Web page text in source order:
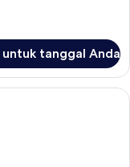
tanggal Anda
2 Tempat Tidur Twin